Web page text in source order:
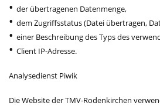
der übertragenen Datenmenge,
dem Zugriffsstatus (Datei übertragen,
einer Beschreibung des Typs des
Client IP-Adresse.
Analysedienst Piwik
Die Website der TMV-Rodenkirchen